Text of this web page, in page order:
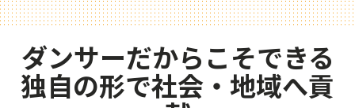
ダンサーだからこそできる
独自の形で社会・地域へ貢